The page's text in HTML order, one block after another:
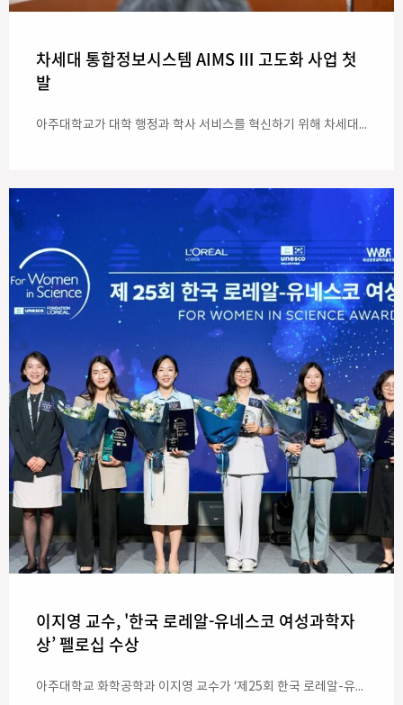
차세대 통합정보시스템 AIMS Ⅲ 고도화 사업 첫
발
아주대학교가 대학 행정과 학사 서비스를 혁신하기 위해 차세대 통합정보시스템 ‘AIMS Ⅲ(에임즈 3)’ 구축에 본격 나섰다. 아주대는 지난 24일 율곡관에서 ‘AIMS Ⅲ UI/UX 전환 및 고도화 사업 착수보고회’를 개최했다고 밝혔다. 이번 보고회에는 최기주 아주대 총장과 사업 수행사인 메타넷디엘 이창열 대표이사 등 양측 주요 관계자가 참석했다. 이번 사업은 아주대의 중장기 발전전략인 ‘아주비전 5.0’의 핵심 과제인 ‘캠퍼스 디지털 전환’을 실행하기 위해 추진됐다. 아주대는 이번 사업을 통해 ▲ 웹 표준 기반의 단일 통합 플랫폼 구축 ▲ 사용자 중심의 화면 설계 및 절차 개선 ▲ 고성능·고효율 서버 인프라 최신화 ▲ 보안 체계 강화 등을 추진한다. 사업은 오는 2029년 2월까지 진행되며, 학생·교원·행정용으로 나뉘어 서로 다른 환경에서 운영되던 4천500여 개 시스템 화면을 하나로 통합하고 사용자 편의를 대폭 높이게 된다. 특히 아주대는 이번 사업에 국내 대학 행정시스템 최초로 세계 표준 웹 기술인 ‘Vue.js(뷰제이에스)’를 적용한다. 기존에는 특정 업체가 만든 전용 프로그램에 의존해 비용이 많이 들고 기능 수정이 어려웠으나, 누구나 사용할 수 있는 개방형 표준 기술을 도입해 향후 아주대가 직접 시스템을 유지하고 발전시킬 수 있는 기반을 마련했다. 또한, 작업 속도와 정확도를 높이기 위해 인공지능(AI) 기반 개발 방식을 대학 차세대 사업 최초로 도입한다. 단순 반복 작업은 AI 기술로 처리하고, 개발진은 중요한 설계와 검증에 집중할 수 있도록 해 안정성을 한층 끌어올릴 계획이다. 아주대는 이번 시스템 구축을 위해 1년에 걸쳐 공청회와 ICT기획위원회 등을 거치며 대학 구성원의 의견을 수렴하고 추진 방식을 결정했다. 최기주 아주대 총장은 “이번 사업의 가장 중요한 가치는 사용자 중심의 혁신에 있다”며 “학생에게는 더 쉽고 직관적인 학사 서비스를, 교수에게는 교육과 연구에 집중할 수 있는 환경을, 직원에게는 안정적인 행정 시스템을 제공하는 계기가 되길 기대한다”고 말했다.
이지영 교수, '한국 로레알-유네스코 여성과학자
상’ 펠로십 수상
아주대학교 화학공학과 이지영 교수가 ‘제25회 한국 로레알-유네스코 여성과학자상’ 펠로십을 수상했다. 이 교수는 지속가능 배터리 기술을 연구해 온 공로를 인정받아 수상의 영예를 안았다. ‘한국 로레알-유네스코 여성과학자상’은 유네스코한국위원회와 로레알코리아가 후원하고 여성생명과학기술포럼이 주관한다. 우수 여성 인력의 보다 활발한 과학기술 분야 진출을 위해 여성 과학자들을 발굴 및 지원하기 위한 상으로 올해 25주년을 맞이했다. 시상식은 지난 23일 서울 마포구 호텔 나루 엠갤러리 마포에서 열렸다. 학술진흥상에는 동국대 약학대학 이경 교수가 선정됐고, 신진 여성 과학자에게 주어지는 펠로십은 우리 학교 이지영 교수(화학공학과)를 비롯해 강지승(고려대)·정혜현(서울아산병원)·김진은(캘리포니아공과대) 4인이 수상했다. 이지영 교수의 주요 연구 분야는 지속가능 배터리 기술이다. 이 교수는 스마트폰과 전기차 등에 쓰이는 희귀 금속에 대한 의존도를 낮추기 위해 유기 소재를 활용, 배터리의 성능과 안정성을 높이는 방안을 연구하고 있다. 더불어 폐배터리의 전극 소재를 화학 처리로 되살려 다시 활용할 수 있는 재생 기술 개발도 진행하고 있다. 2024년 9월에 우리 대학에 임용된 이지영 교수는 학교가 교육과 강의를 위해 노력한 교수들을 선정해 시상하는 '교육우수교수(Ajou Teaching Award)'의 2025학년도 대상 수상자로 선정된 바 있다. * 사진 - '제25회 한국 로레알-유네스코 여성과학자상’ 시상식에서 수상자들과 관계자들의 기념촬영. (왼쪽부터) 로드리고 피자로 로레알코리아 대표, 서현숙 유네스코한국위원회 지적연대본부장, 펠로십 수상자 강지승 고려대 조교수, 정혜현 서울아산병원 조교수, 학술진흥상 수상자 이경 동국대 교수, 펠로십 수상자 이지영 아주대 조교수, 김진은 연구원 어머니(대리수상), 임형신 여성생명과학기술포럼 회장 / 출처 로레알코리아